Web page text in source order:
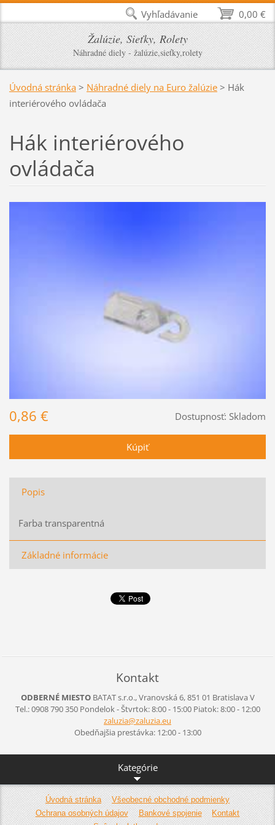
Žalúzie, Sieťky, Rolety
Náhradné diely - žalúzie,sieťky,rolety
Úvodná stránka > Náhradné diely na Euro žalúzie > Hák
interiérového ovládača
Hák interiérového
ovládača
Dostupnosť: Skladom
0,86 €
Popis
Farba transparentná
Základné informácie
Kontakt
ODBERNÉ MIESTO BATAT s.r.o., Vranovská 6, 851 01 Bratislava V
Tel.: 0908 790 350 Pondelok - Štvrtok: 8:00 - 15:00 Piatok: 8:00 - 12:00
zaluzia@zaluzia.eu
Obedňajšia prestávka: 12:00 - 13:00
Kategórie
Úvodná stránka
Všeobecné obchodné podmienky
Ochrana osobných údajov
Bankové spojenie
Kontakt
0,00 €
Vyhľadávanie